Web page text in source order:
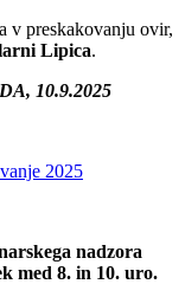
v preskakovanju ovir,
Lipica.
10.9.2025
2025
nadzora
med 8. in 10. uro.